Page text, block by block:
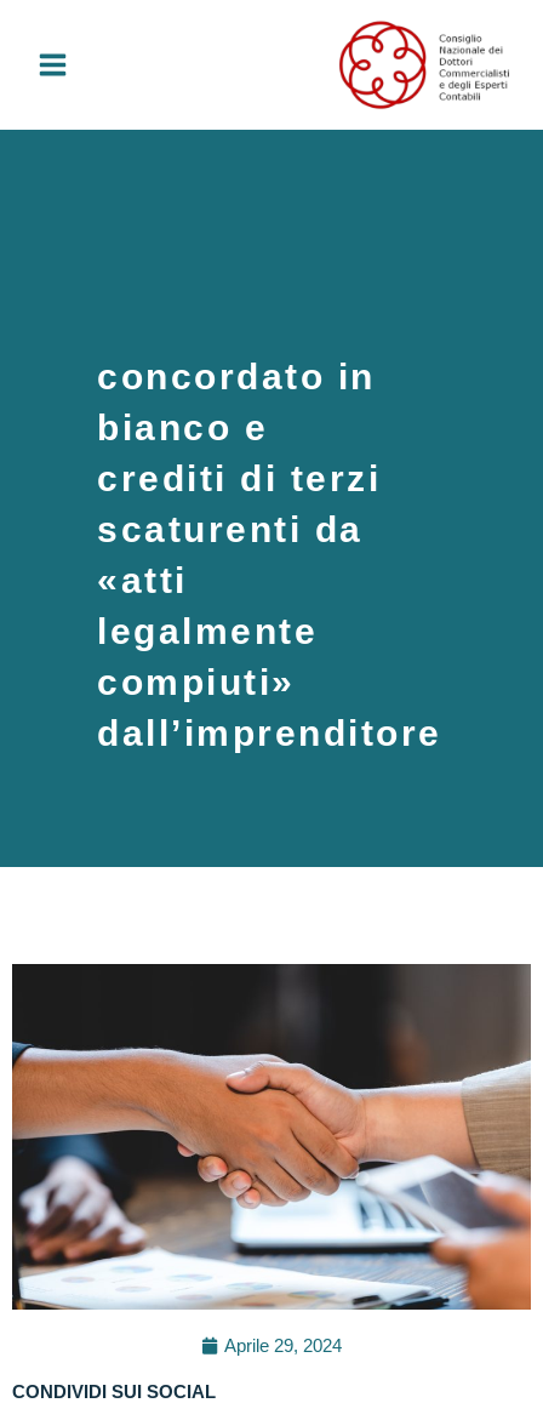
contenuto
concordato in
bianco e
crediti di terzi
scaturenti da
«atti
legalmente
compiuti»
dall’imprenditore
Aprile 29, 2024
CONDIVIDI SUI SOCIAL